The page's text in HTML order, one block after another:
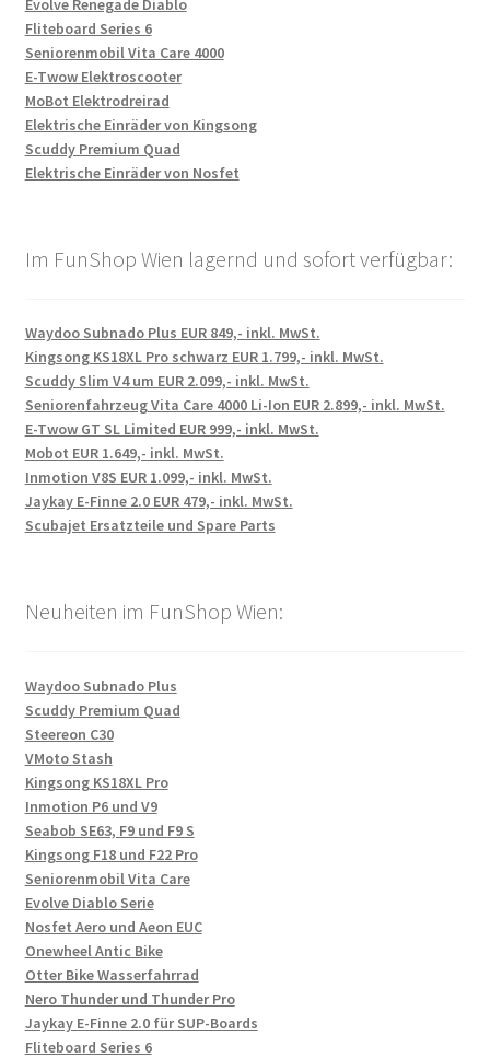
Evolve Renegade Diablo
Fliteboard Series 6
Seniorenmobil Vita Care 4000
E-Twow Elektroscooter
MoBot Elektrodreirad
Elektrische Einräder von Kingsong
Scuddy Premium Quad
Elektrische Einräder von Nosfet
Im FunShop Wien lagernd und sofort verfügbar:
Waydoo Subnado Plus EUR 849,- inkl. MwSt.
Kingsong KS18XL Pro schwarz EUR 1.799,- inkl. MwSt.
Scuddy Slim V4 um EUR 2.099,- inkl. MwSt.
Seniorenfahrzeug Vita Care 4000 Li-Ion EUR 2.899,- inkl. MwSt.
E-Twow GT SL Limited EUR 999,- inkl. MwSt.
Mobot EUR 1.649,- inkl. MwSt.
Inmotion V8S EUR 1.099,- inkl. MwSt.
Jaykay E-Finne 2.0 EUR 479,- inkl. MwSt.
Scubajet Ersatzteile und Spare Parts
Neuheiten im FunShop Wien:
Waydoo Subnado Plus
Scuddy Premium Quad
Steereon C30
VMoto Stash
Kingsong KS18XL Pro
Inmotion P6 und V9
Seabob SE63, F9 und F9 S
Kingsong F18 und F22 Pro
Seniorenmobil Vita Care
Evolve Diablo Serie
Nosfet Aero und Aeon EUC
Onewheel Antic Bike
Otter Bike Wasserfahrrad
Nero Thunder und Thunder Pro
Jaykay E-Finne 2.0 für SUP-Boards
Fliteboard Series 6